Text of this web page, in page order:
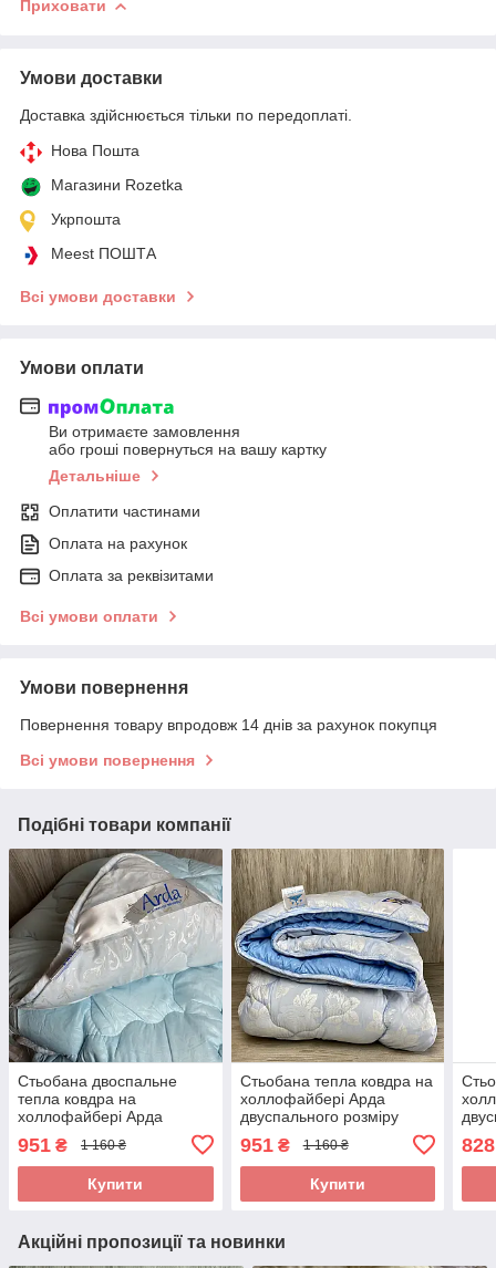
Приховати
Умови доставки
Доставка здійснюється тільки по передоплаті.
Нова Пошта
Магазини Rozetka
Укрпошта
Meest ПОШТА
Всі умови доставки
Умови оплати
Ви отримаєте замовлення
або гроші повернуться на вашу картку
Детальніше
Оплатити частинами
Оплата на рахунок
Оплата за реквізитами
Всі умови оплати
Умови повернення
Повернення товару впродовж 14 днів за рахунок покупця
Всі умови повернення
Подібні товари компанії
Стьобана двоспальне
тепла ковдра на
холлофайбері Арда
951 ₴ 1 160 ₴
Купити
Стьобана тепла ковдра на
холлофайбері Арда
двуспального розміру
951₴ 1 160 ₴
Купити
828
Акційні пропозиції та новинки